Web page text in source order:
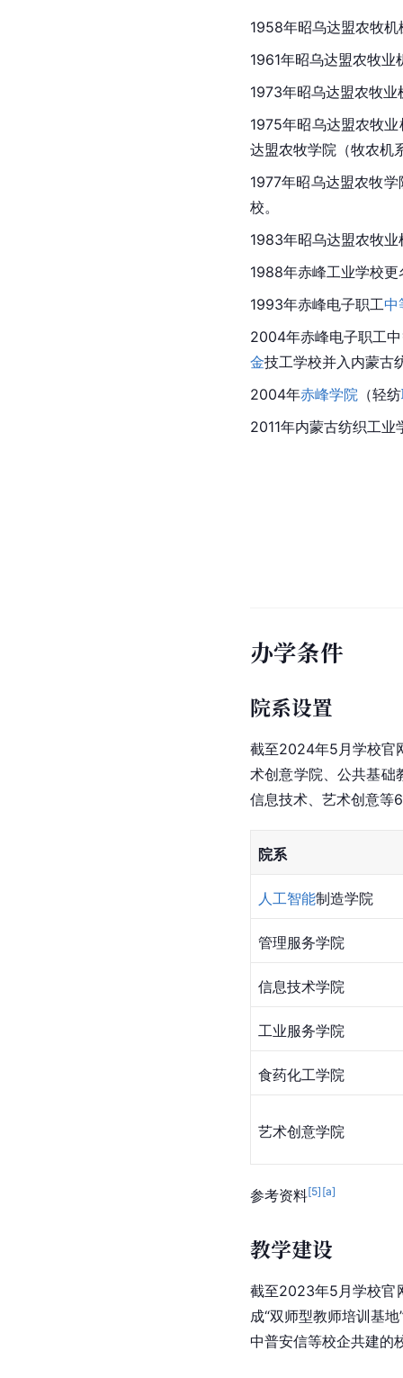
1958年昭乌达盟农牧
1961年昭乌达盟农牧业
1973年昭乌达盟农牧
1975年昭乌达盟农牧
达盟农牧学院（牧农机
1977年昭乌达盟农牧
校。
1983年昭乌达盟农牧
1988年赤峰工业学校更
1993年赤峰电子职工中
2004年赤峰电子职工
金技工学校并入内蒙古
2004年赤峰学院 （轻纺
2011年内蒙古纺织工
办学条件
院系设置
截至2024年5月学校官
术创意学院、公共基础
信息技术、艺术创意等
院系
人工智能制造学院
管理服务学院
信息技术学院
工业服务学院
食药化工学院
艺术创意学院
参考资料[5] [a]
教学建设
截至2023年5月学校官
成“双师型教师培训基
中普安信等校企共建的